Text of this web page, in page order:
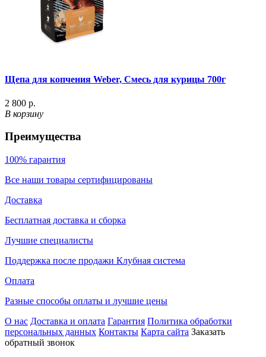
Щепа для копчения Weber, Смесь для курицы 700г
2 800 р.
В корзину
Преимущества
100% гарантия
Все наши товары сертифицированы
Доставка
Бесплатная доставка и сборка
Лучшие специалисты
Поддержка после продажи Клубная система
Оплата
Разные способы оплаты и лучшие цены
О нас Доставка и оплата Гарантия Политика обработки
персональных данных Контакты Карта сайта Заказать
обратный звонок